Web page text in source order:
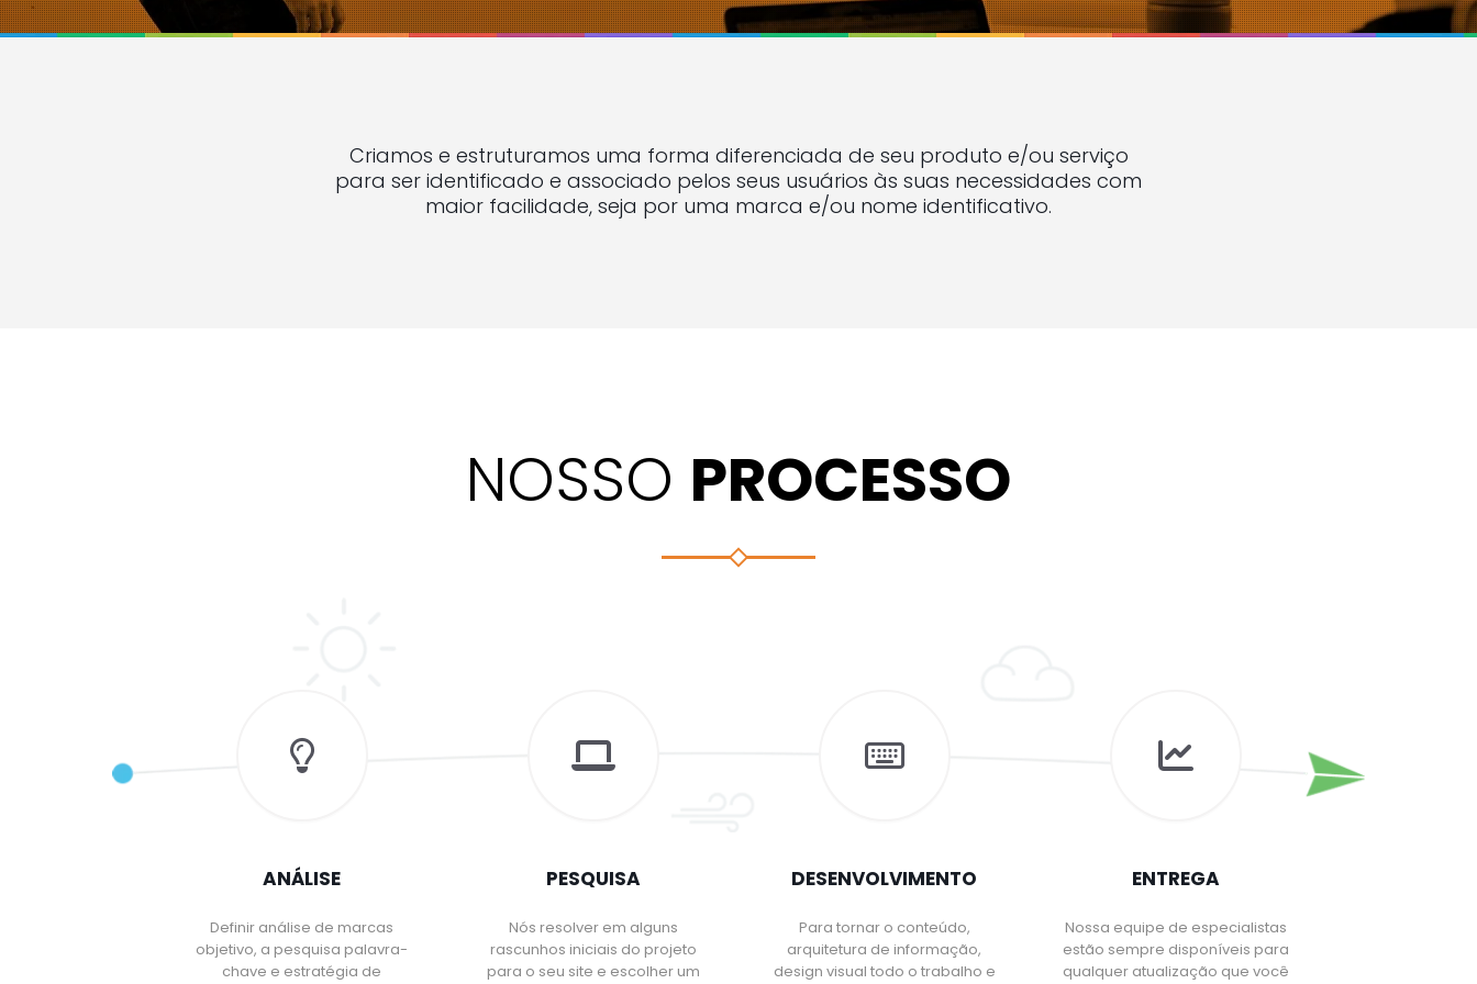
Criamos e estruturamos uma forma diferenciada de seu produto e/ou serviço
para ser identificado e associado pelos seus usuários às suas necessidades com
maior facilidade, seja por uma marca e/ou nome identificativo.
NOSSO PROCESSO
ANÁLISE
Definir análise de marcas
objetivo, a pesquisa palavra-
chave e estratégia de
PESQUISA
Nós resolver em alguns
rascunhos iniciais do projeto
para o seu site e escolher um
DESENVOLVIMENTO
Para tornar o conteúdo,
arquitetura de informação,
design visual todo o trabalho e
ENTREGA
Nossa equipe de especialistas
estão sempre disponíveis para
qualquer atualização que você